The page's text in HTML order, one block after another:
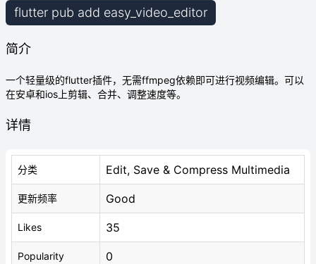
flutter pub add easy_video_editor
简介
一个轻量级的flutter插件，无需ffmpeg依赖即可进行视频编辑。可以
在安卓和ios上剪辑、合并、调整速度等。
详情
分类 Edit, Save & Compress Multimedia
更新频率 Good
Likes 35
Popularity 0